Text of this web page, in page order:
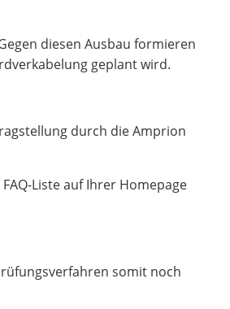
diesen Ausbau formieren
geplant wird.
durch die Amprion
Liste auf Ihrer Homepage
somit noch